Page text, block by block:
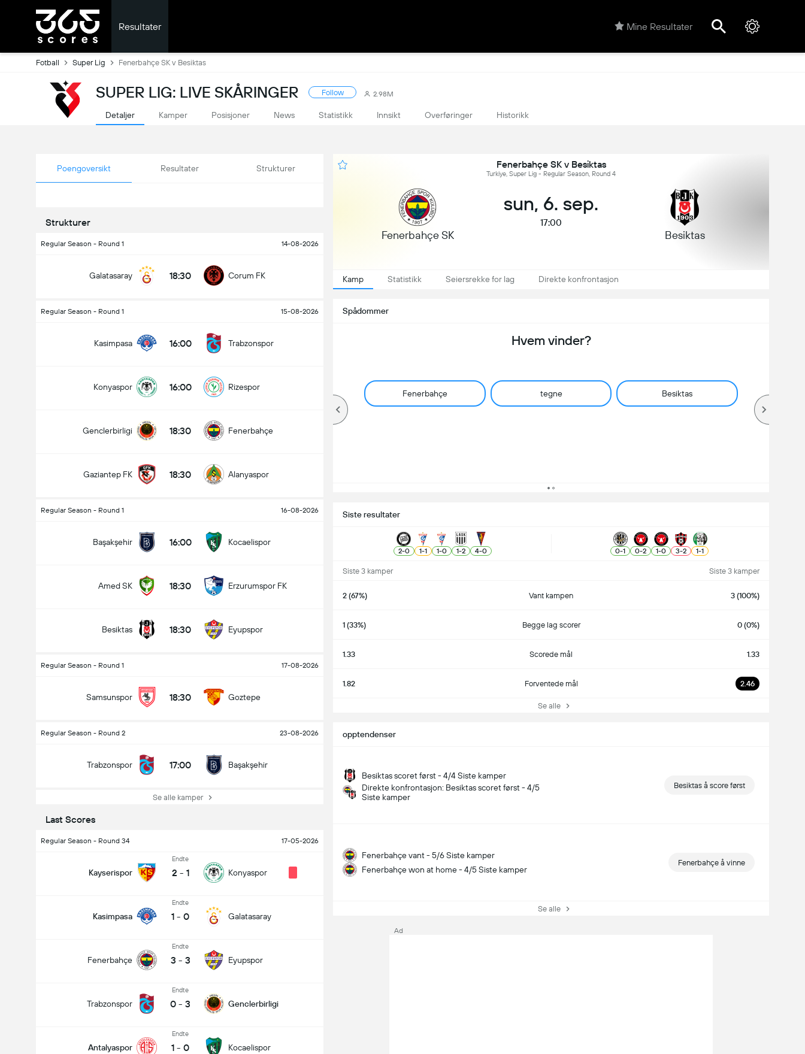
Resultater Mine Resultater
Fotball Super Lig Fenerbahçe SK v Besiktas
SUPER LIG: LIVE SKÅRINGER Follow 2.98M
Detaljer Kamper Posisjoner News Statistikk Innsikt Overføringer Historikk
Poengoversikt Resultater Strukturer
Strukturer
Regular Season - Round 1 14-08-2026
Galatasaray 18:30 Corum FK
Regular Season - Round 1 15-08-2026
Kasimpasa 16:00 Trabzonspor
Konyaspor 16:00 Rizespor
Genclerbirligi 18:30 Fenerbahçe
Gaziantep FK 18:30 Alanyaspor
Regular Season - Round 1 16-08-2026
Başakşehir 16:00 Kocaelispor
Amed SK 18:30 Erzurumspor FK
Besiktas 18:30 Eyupspor
Regular Season - Round 1 17-08-2026
Samsunspor 18:30 Goztepe
Regular Season - Round 2 23-08-2026
Trabzonspor 17:00 Başakşehir
Se alle kamper
Last Scores
Regular Season - Round 34 17-05-2026
Kayserispor
Endte
2 - 1 Konyaspor
Kasimpasa
Endte
1 - 0 Galatasaray
Fenerbahçe
Endte
3 - 3 Eyupspor
Trabzonspor
Endte
0 - 3 Genclerbirligi
Antalyaspor
Endte
1 - 0 Kocaelispor
Fenerbahçe SK v Besiktas
Turkiye, Super Lig - Regular Season, Round 4
Fenerbahçe SK
sun, 6. sep.
17:00
Besiktas
Kamp Statistikk Seiersrekke for lag Direkte konfrontasjon
Spådommer
Hvem vinder?
Fenerbahçe tegne Besiktas
Totalt mål i kamp (2.5)
over
Siste resultater
2-0 1-1 1-0 1-2 4-0 0-1 0-2 1-0 3-2 1-1
Siste 3 kamper Siste 3 kamper
2 (67%) Vant kampen 3 (100%)
1 (33%) Begge lag scorer 0 (0%)
1.33 Scorede mål 1.33
1.82 Forventede mål 2.46
Se alle
opptendenser
Besiktas scoret først - 4/4 Siste kamper
Direkte konfrontasjon: Besiktas scoret først - 4/5
Siste kamper
Besiktas å score først
Fenerbahçe vant - 5/6 Siste kamper
Fenerbahçe won at home - 4/5 Siste kamper
Fenerbahçe å vinne
Se alle
Ad